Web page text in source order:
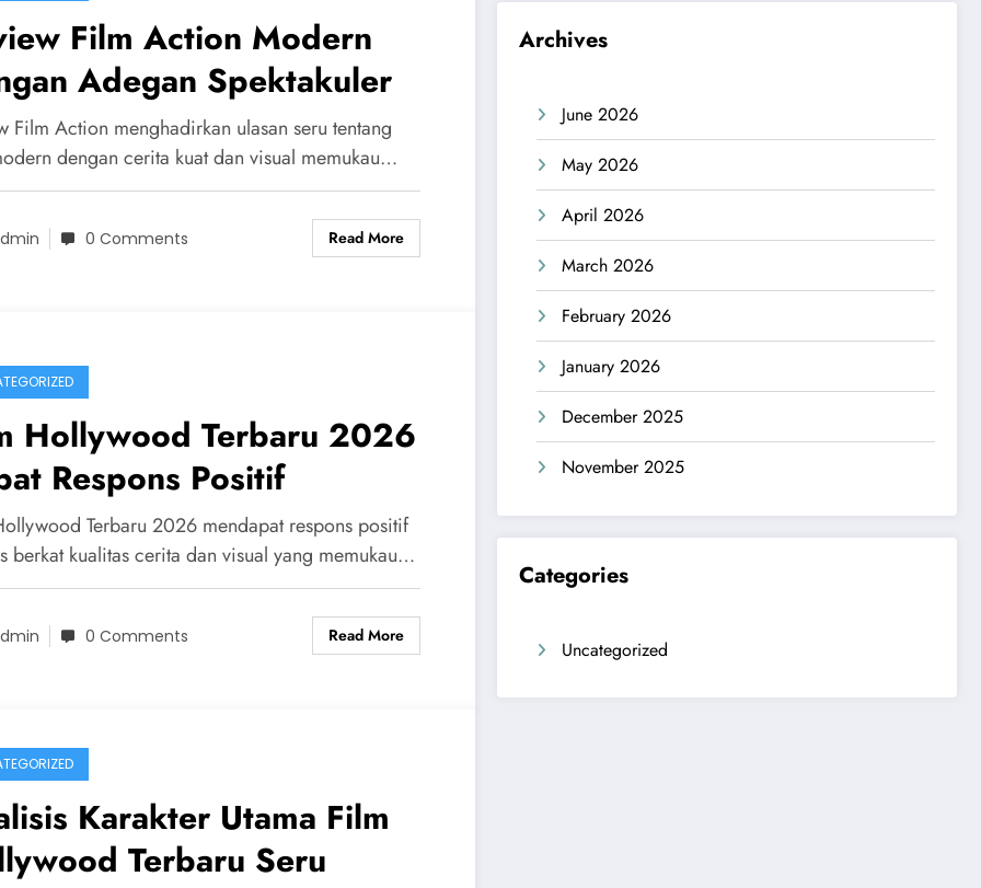
Film Action Modern
Adegan Spektakuler
Film Action menghadirkan ulasan seru tentang
dengan cerita kuat dan visual memukau…
0 Comments Read More
Hollywood Terbaru 2026
Respons Positif
Terbaru 2026 mendapat respons positif
berkat kualitas cerita dan visual yang memukau…
0 Comments Read More
Karakter Utama Film
Terbaru Seru
Archives
June 2026
May 2026
April 2026
March 2026
February 2026
January 2026
December 2025
November 2025
Categories
Uncategorized